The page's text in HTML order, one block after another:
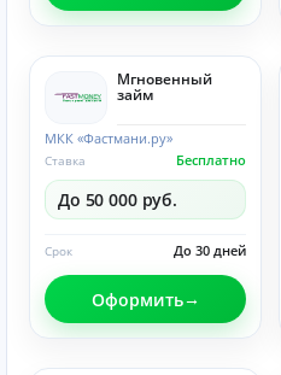
Мгновенный
займ
МКК «Фастмани.ру»
Бесплатно
Ставка
До 50 000 руб.
До 30 дней
Срок
Оформить